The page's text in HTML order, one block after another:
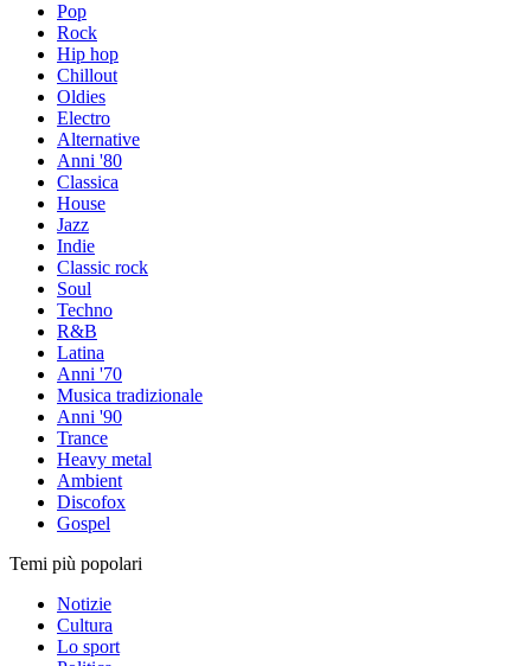
Pop
Rock
Hip hop
Chillout
Oldies
Electro
Alternative
Anni '80
Classica
House
Jazz
Indie
Classic rock
Soul
Techno
R&B
Latina
Anni '70
Musica tradizionale
Anni '90
Trance
Heavy metal
Ambient
Discofox
Gospel
Temi più popolari
Notizie
Cultura
Lo sport